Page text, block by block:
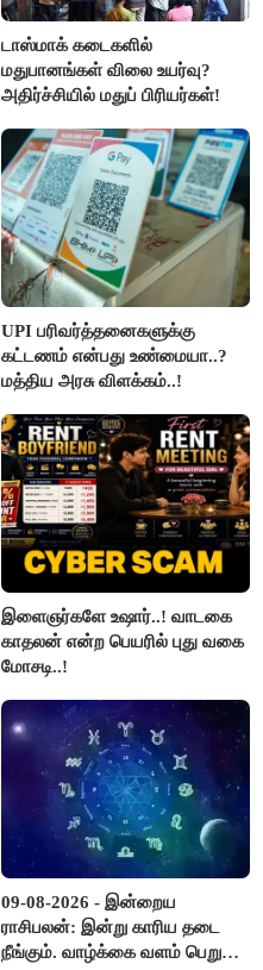
டாஸ்மாக் கடைகளில்
மதுபானங்கள் விலை உயர்வு?
அதிர்ச்சியில் மதுப் பிரியர்கள்!
UPI பரிவர்த்தனைகளுக்கு
கட்டணம் என்பது உண்மையா..?
மத்திய அரசு விளக்கம்..!
இளைஞர்களே உஷார்..! வாடகை
காதலன் என்ற பெயரில் புது வகை
மோசடி..!
09-08-2026 - இன்றைய
ராசிபலன்: இன்று காரிய தடை
நீங்கும். வாழ்க்கை வளம் பெறும்.